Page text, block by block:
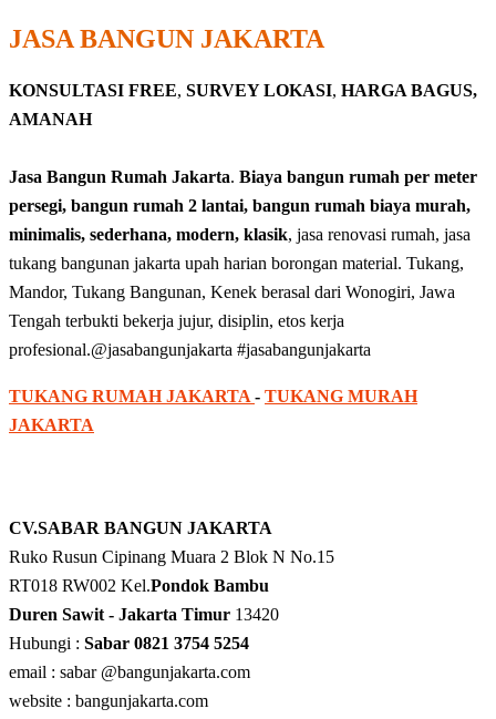
JASA BANGUN JAKARTA
KONSULTASI FREE, SURVEY LOKASI, HARGA BAGUS,
AMANAH
Jasa Bangun Rumah Jakarta. Biaya bangun rumah per meter
persegi, bangun rumah 2 lantai, bangun rumah biaya murah,
minimalis, sederhana, modern, klasik, jasa renovasi rumah, jasa
tukang bangunan jakarta upah harian borongan material. Tukang,
Mandor, Tukang Bangunan, Kenek berasal dari Wonogiri, Jawa
Tengah terbukti bekerja jujur, disiplin, etos kerja
profesional.@jasabangunjakarta #jasabangunjakarta
TUKANG RUMAH JAKARTA - TUKANG MURAH
JAKARTA
CV.SABAR BANGUN JAKARTA
Ruko Rusun Cipinang Muara 2 Blok N No.15
RT018 RW002 Kel.Pondok Bambu
Duren Sawit - Jakarta Timur 13420
Hubungi : Sabar 0821 3754 5254
email : sabar @bangunjakarta.com
website : bangunjakarta.com